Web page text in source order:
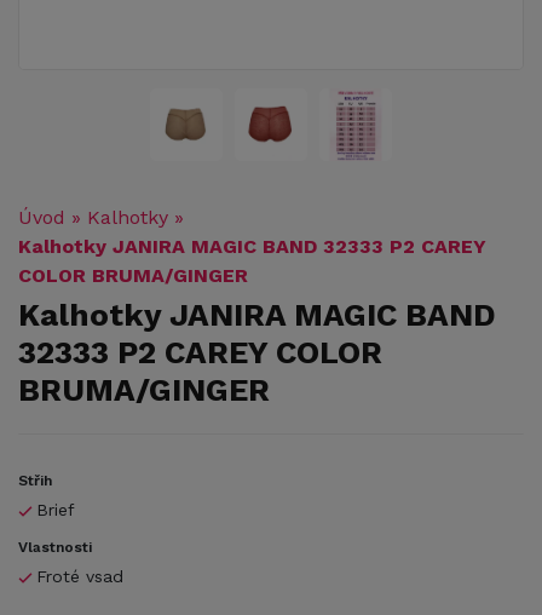
Úvod » Kalhotky »
Kalhotky JANIRA MAGIC BAND 32333 P2 CAREY
COLOR BRUMA/GINGER
Kalhotky JANIRA MAGIC BAND
32333 P2 CAREY COLOR
BRUMA/GINGER
Střih
Brief
Vlastnosti
Froté vsad